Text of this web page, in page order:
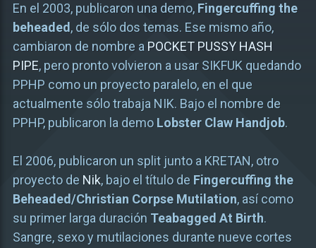
En el 2003, publicaron una demo, Fingercuffing the
beheaded , de sólo dos temas. Ese mismo año,
cambiaron de nombre a POCKET PUSSY HASH
PIPE, pero pronto volvieron a usar SIKFUK quedando
PPHP como un proyecto paralelo, en el que
actualmente sólo trabaja NIK. Bajo el nombre de
PPHP, publicaron la demo Lobster Claw Handjob.
El 2006, publicaron un split junto a KRETAN, otro
proyecto de Nik, bajo el título de Fingercuffing the
Beheaded/Christian Corpse Mutilation, así como
su primer larga duración Teabagged At Birth.
Sangre, sexo y mutilaciones durante nueve cortes